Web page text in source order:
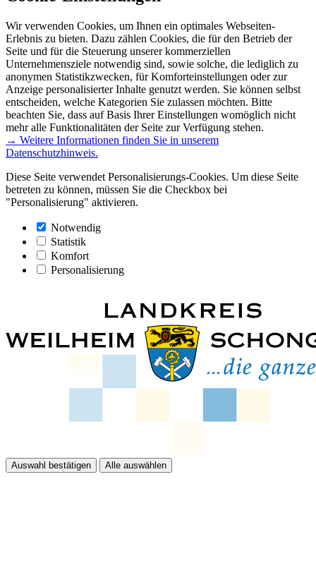
Wir verwenden Cookies, um Ihnen ein optimales Webseiten-
Erlebnis zu bieten. Dazu zählen Cookies, die für den Betrieb der
Seite und für die Steuerung unserer kommerziellen
Unternehmensziele notwendig sind, sowie solche, die lediglich zu
anonymen Statistikzwecken, für Komforteinstellungen oder zur
Anzeige personalisierter Inhalte genutzt werden. Sie können selbst
entscheiden, welche Kategorien Sie zulassen möchten. Bitte
beachten Sie, dass auf Basis Ihrer Einstellungen womöglich nicht
mehr alle Funktionalitäten der Seite zur Verfügung stehen.
→ Weitere Informationen finden Sie in unserem
Datenschutzhinweis.
Diese Seite verwendet Personalisierungs-Cookies. Um diese Seite
betreten zu können, müssen Sie die Checkbox bei
"Personalisierung" aktivieren.
Notwendig
Statistik
Komfort
Personalisierung
Auswahl bestätigen Alle auswählen